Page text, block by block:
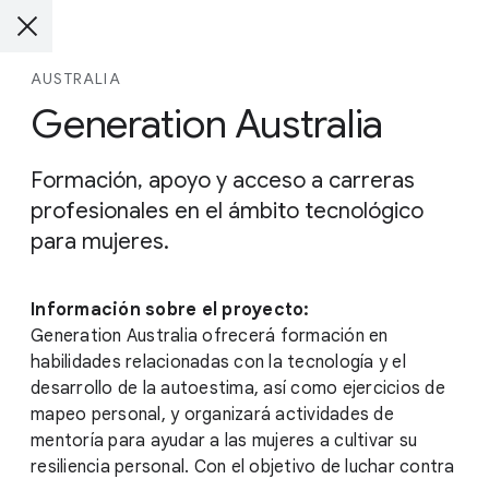
AUSTRALIA
Generation Australia
Formación, apoyo y acceso a carreras
profesionales en el ámbito tecnológico
para mujeres.
Información sobre el proyecto:
Generation Australia ofrecerá formación en
habilidades relacionadas con la tecnología y el
desarrollo de la autoestima, así como ejercicios de
mapeo personal, y organizará actividades de
mentoría para ayudar a las mujeres a cultivar su
resiliencia personal. Con el objetivo de luchar contra